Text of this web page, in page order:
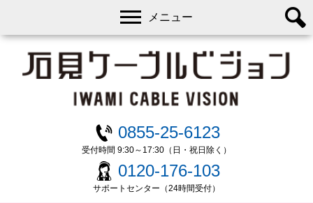
0855-25-6123
受付時間 9:30～17:30（日・祝日除く）
0120-176-103
サポートセンター（24時間受付）
メニュー